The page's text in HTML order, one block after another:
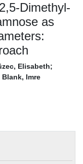
Dimethyl-
as
Elisabeth;
Blank, Imre